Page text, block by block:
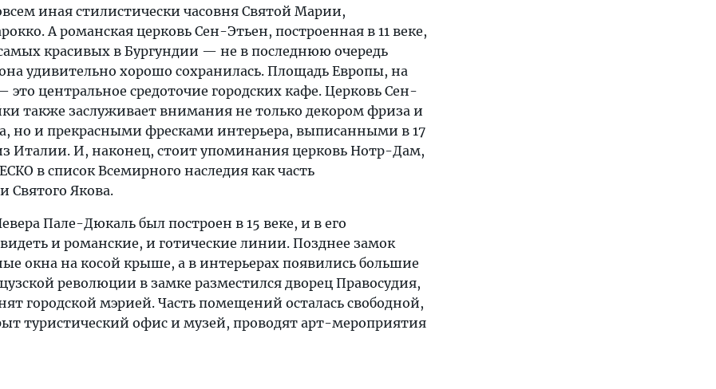
иная стилистически часовня Святой Марии,
А романская церковь Сен-Этьен, построенная в 11 веке,
красивых в Бургундии — не в последнюю очередь
удивительно хорошо сохранилась. Площадь Европы, на
это центральное средоточие городских кафе. Церковь Сен-
также заслуживает внимания не только декором фриза и
но и прекрасными фресками интерьера, выписанными в 17
Италии. И, наконец, стоит упоминания церковь Нотр-Дам,
в список Всемирного наследия как часть
Святого Якова.
Пале-Дюкаль был построен в 15 веке, и в его
и романские, и готические линии. Позднее замок
окна на косой крыше, а в интерьерах появились большие
революции в замке разместился дворец Правосудия,
городской мэрией. Часть помещений осталась свободной,
туристический офис и музей, проводят арт-мероприятия